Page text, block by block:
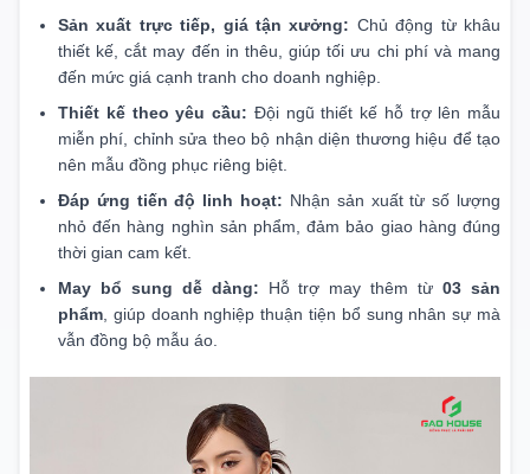
Sản xuất trực tiếp, giá tận xưởng: Chủ động từ khâu
thiết kế, cắt may đến in thêu, giúp tối ưu chi phí và mang
đến mức giá cạnh tranh cho doanh nghiệp.
Thiết kế theo yêu cầu: Đội ngũ thiết kế hỗ trợ lên mẫu
miễn phí, chỉnh sửa theo bộ nhận diện thương hiệu để tạo
nên mẫu đồng phục riêng biệt.
Đáp ứng tiến độ linh hoạt: Nhận sản xuất từ số lượng
nhỏ đến hàng nghìn sản phẩm, đảm bảo giao hàng đúng
thời gian cam kết.
May bổ sung dễ dàng: Hỗ trợ may thêm từ03 sản
phẩm , giúp doanh nghiệp thuận tiện bổ sung nhân sự mà
vẫn đồng bộ mẫu áo.